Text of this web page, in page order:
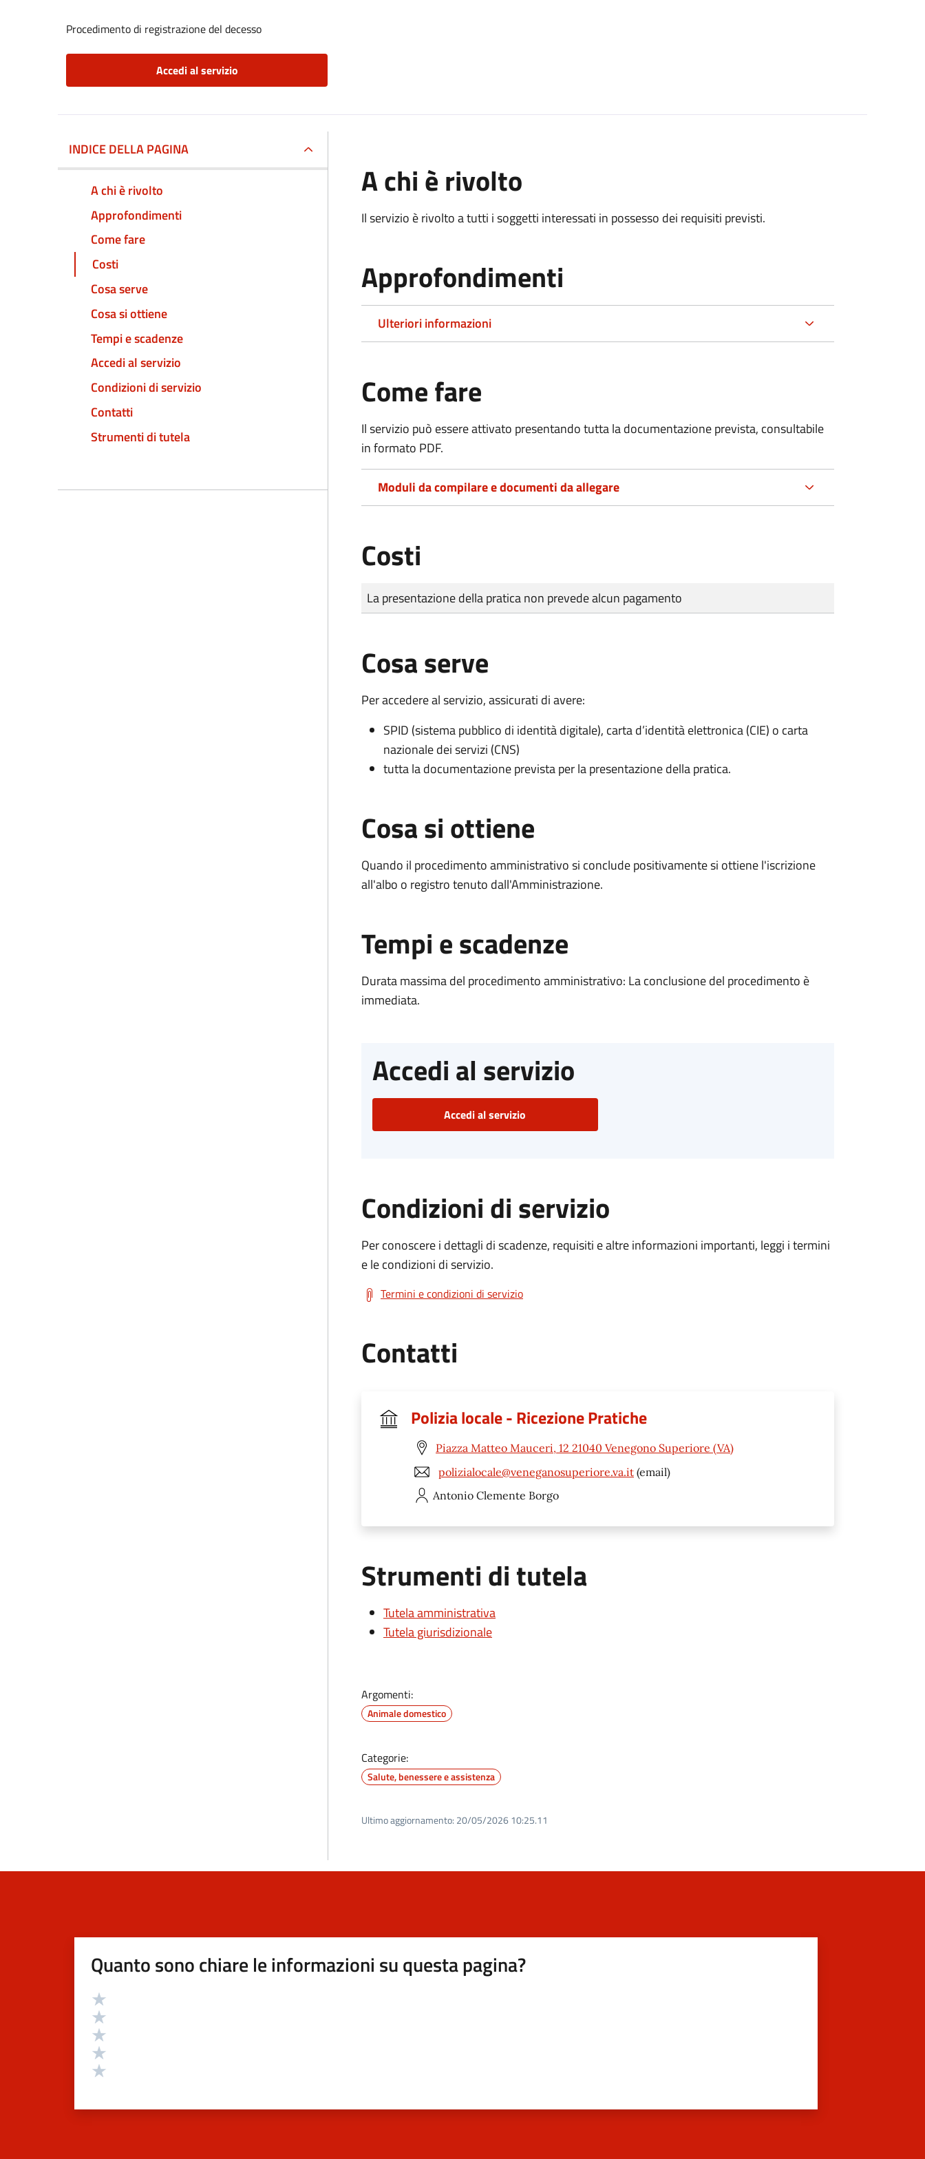
Procedimento di registrazione del decesso
Accedi al servizio
INDICE DELLA PAGINA
A chi è rivolto
Approfondimenti
Come fare
Costi
Cosa serve
Cosa si ottiene
Tempi e scadenze
Accedi al servizio
Condizioni di servizio
Contatti
Strumenti di tutela
A chi è rivolto
Il servizio è rivolto a tutti i soggetti interessati in possesso dei requisiti previsti.
Approfondimenti
Ulteriori informazioni
Come fare
Il servizio può essere attivato presentando tutta la documentazione prevista, consultabile
in formato PDF.
Moduli da compilare e documenti da allegare
Costi
Tipo di pagamento
Importo
La presentazione della pratica non prevede alcun pagamento
Cosa serve
Per accedere al servizio, assicurati di avere:
SPID (sistema pubblico di identità digitale), carta d’identità elettronica (CIE) o carta
nazionale dei servizi (CNS)
tutta la documentazione prevista per la presentazione della pratica.
Cosa si ottiene
Quando il procedimento amministrativo si conclude positivamente si ottiene l'iscrizione
all'albo o registro tenuto dall'Amministrazione.
Tempi e scadenze
Durata massima del procedimento amministrativo: La conclusione del procedimento è
immediata.
Accedi al servizio
Accedi al servizio
Condizioni di servizio
Per conoscere i dettagli di scadenze, requisiti e altre informazioni importanti, leggi i termini
e le condizioni di servizio.
Termini e condizioni di servizio
Contatti
Polizia locale - Ricezione Pratiche
Piazza Matteo Mauceri, 12 21040 Venegono Superiore (VA)
polizialocale@veneganosuperiore.va.it (email)
Antonio Clemente Borgo
Strumenti di tutela
Tutela amministrativa
Tutela giurisdizionale
Argomenti:
Animale domestico
Categorie:
Salute, benessere e assistenza
Ultimo aggiornamento: 20/05/2026 10:25.11
Quanto sono chiare le informazioni su questa pagina?
Valutazione